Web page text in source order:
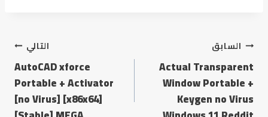
تصفّح
المقالات
السابق
Actual Transparent
Window Portable +
Keygen no Virus
التالي
AutoCAD xforce
Portable + Activator
[no Virus] [x86x64]